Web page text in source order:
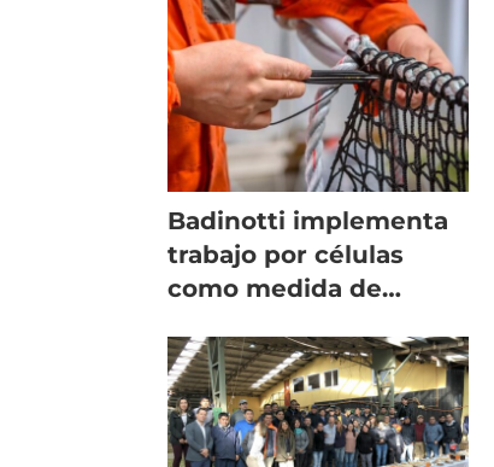
Badinotti implementa
trabajo por células
como medida de